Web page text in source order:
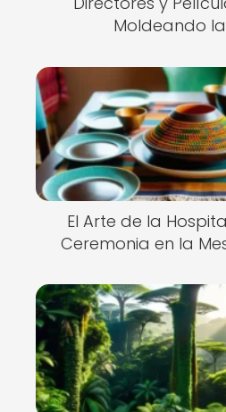
Moldeando
El Arte de la
Ceremonia en la